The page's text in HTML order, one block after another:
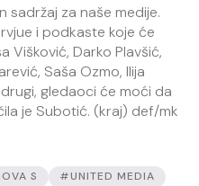
sadržaj za naše medije.
i podkaste koje će
Višković, Darko Plavšić,
Saša Ozmo, Ilija
gledaoci će moći da
je Subotić. (kraj) def/mk
S
#UNITED MEDIA